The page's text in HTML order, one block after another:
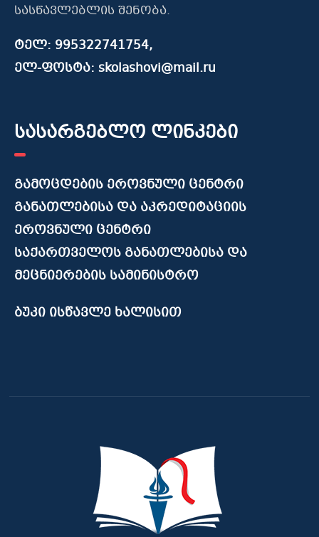
სასწავლებლის შენობა.
ტელ: 995322741754,
ელ-ფოსტა: skolashovi@mail.ru
სასარგებლო ლინკები
გამოცდების ეროვნული ცენტრი
განათლებისა და აკრედიტაციის
ეროვნული ცენტრი
საქართველოს განათლებისა და
მეცნიერების სამინისტრო
ბუკი ისწავლე ხალისით